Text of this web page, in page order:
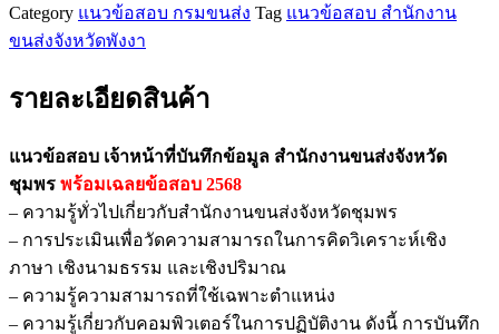
ชุมพร
ชิ้น
Category แนวข้อสอบ กรมขนส่ง Tag แนวข้อสอบ สำนักงาน
ขนส่งจังหวัดพังงา
รายละเอียดสินค้า
แนวข้อสอบ เจ้าหน้าที่บันทึกข้อมูล สำนักงานขนส่งจังหวัด
ชุมพร พร้อมเฉลยข้อสอบ 2568
– ความรู้ทั่วไปเกี่ยวกับสำนักงานขนส่งจังหวัดชุมพร
– การประเมินเพื่อวัดความสามารถในการคิดวิเคราะห์เชิง
ภาษา เชิงนามธรรม และเชิงปริมาณ
– ความรู้ความสามารถที่ใช้เฉพาะตำแหน่ง
– ความรู้เกี่ยวกับคอมพิวเตอร์ในการปฏิบัติงาน ดังนี้ การบันทึก